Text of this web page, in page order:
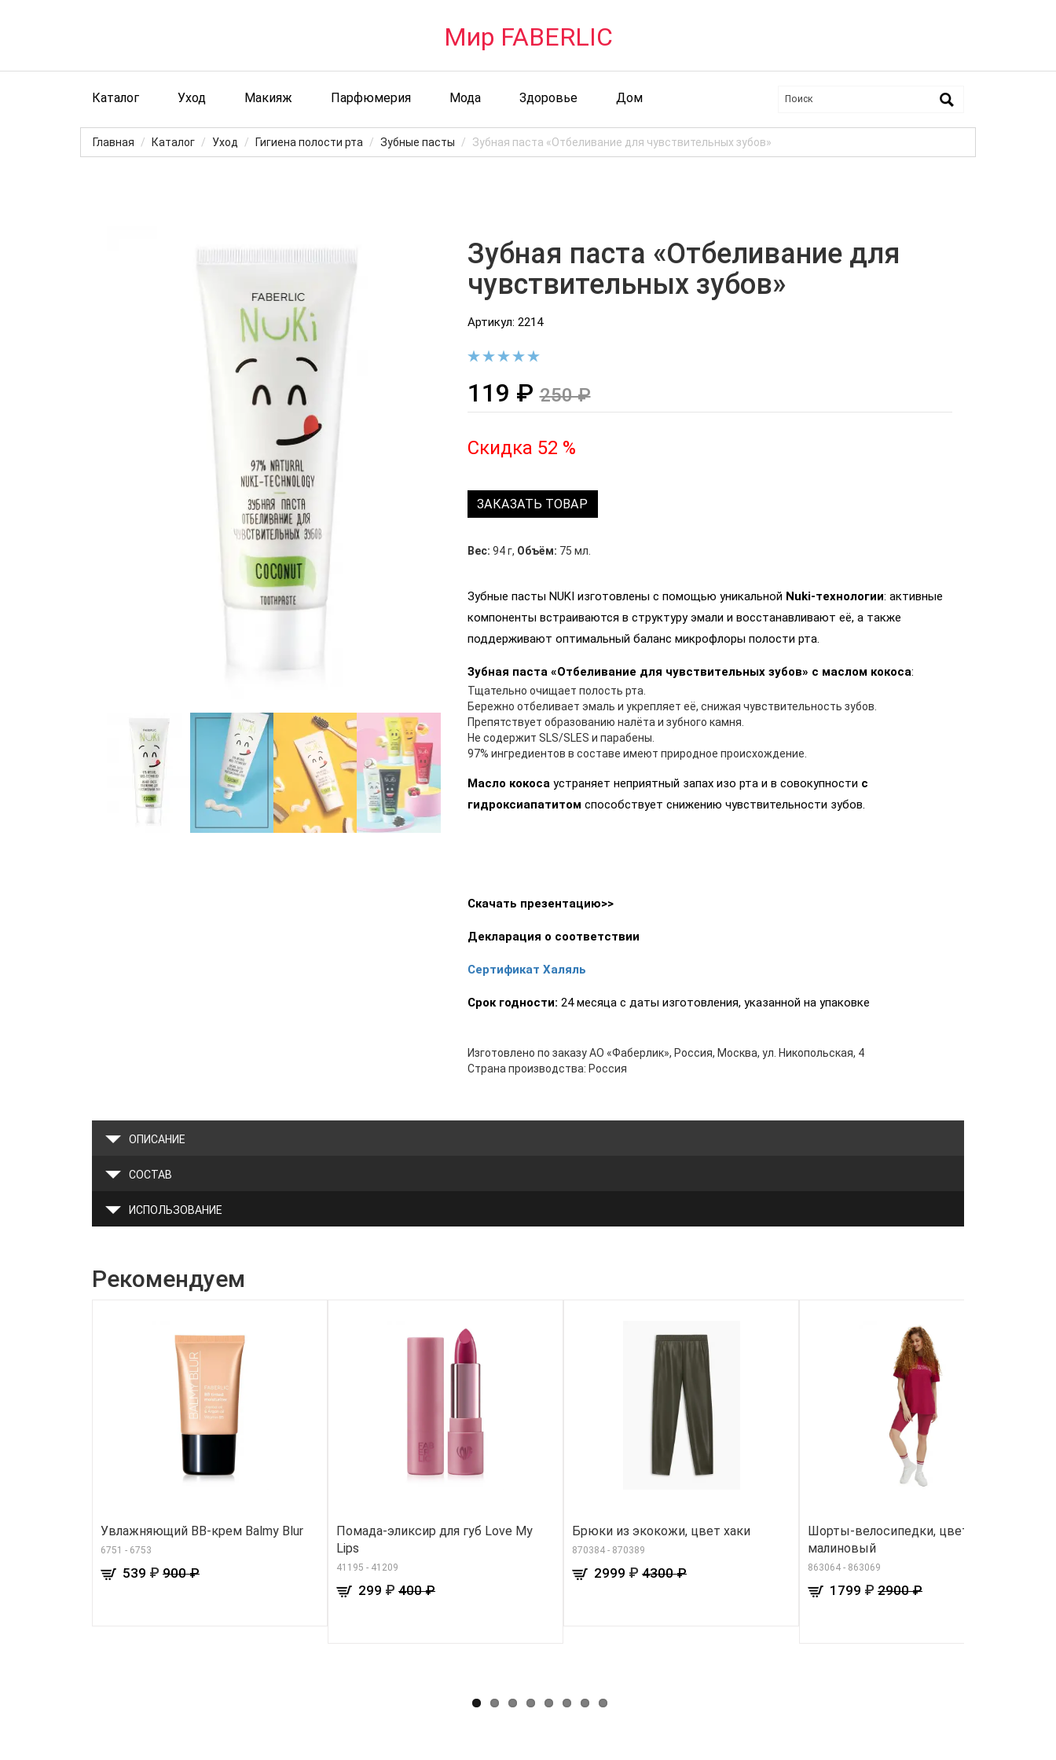
Мир FABERLIC
Каталог Уход Макияж Парфюмерия Мода Здоровье Дом
Главная Каталог Уход Гигиена полости рта Зубные пасты Зубная паста «Отбеливание для чувствительных зубов»
Зубная паста «Отбеливание для
чувствительных зубов»
Артикул: 2214
119 ₽250 ₽
Скидка 52 %
ЗАКАЗАТЬ ТОВАР
Вес: 94 г, Объём: 75 мл.
Зубные пасты NUKI изготовлены с помощью уникальной Nuki-технологии: активные
компоненты встраиваются в структуру эмали и восстанавливают её, а также
поддерживают оптимальный баланс микрофлоры полости рта.
Зубная паста «Отбеливание для чувствительных зубов» с маслом кокоса:
Тщательно очищает полость рта.
Бережно отбеливает эмаль и укрепляет её, снижая чувствительность зубов.
Препятствует образованию налёта и зубного камня.
Не содержит SLS/SLES и парабены.
97% ингредиентов в составе имеют природное происхождение.
Масло кокосаустраняет неприятный запах изо рта и в совокупности с
гидроксиапатитомспособствует снижению чувствительности зубов.
Скачать презентацию>>
Декларация о соответствии
Сертификат Халяль
Срок годности: 24 месяца с даты изготовления, указанной на упаковке
Изготовлено по заказу АО «Фаберлик», Россия, Москва, ул. Никопольская, 4
Страна производства: Россия
ОПИСАНИЕ
СОСТАВ
ИСПОЛЬЗОВАНИЕ
Рекомендуем
Увлажняющий BB-крем Balmy Blur
6751 - 6753
539 ₽ 900 ₽
Помада-эликсир для губ Love My
Lips
41195 - 41209
299 ₽ 400 ₽
Брюки из экокожи, цвет хаки
870384 - 870389
2999 ₽ 4300 ₽
Шорты-велосипедки, цвет
малиновый
863064 - 863069
1799 ₽ 2900 ₽